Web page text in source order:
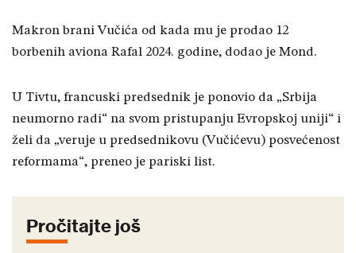
Makron brani Vučića od kada mu je prodao 12
borbenih aviona Rafal 2024. godine, dodao je Mond.
U Tivtu, francuski predsednik je ponovio da „Srbija
neumorno radi“ na svom pristupanju Evropskoj uniji“ i
želi da „veruje u predsednikovu (Vučićevu) posvećenost
reformama“, preneo je pariski list.
Pročitajte još